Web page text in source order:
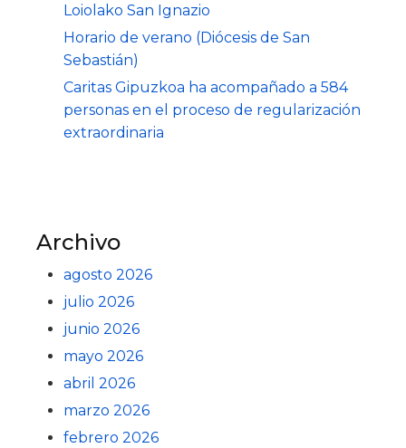
Loiolako San Ignazio
Horario de verano (Diócesis de San
Sebastián)
Caritas Gipuzkoa ha acompañado a 584
personas en el proceso de regularización
extraordinaria
Archivo
agosto 2026
julio 2026
junio 2026
mayo 2026
abril 2026
marzo 2026
febrero 2026